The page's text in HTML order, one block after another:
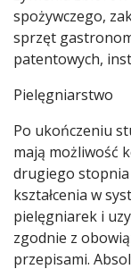
spożywczego,
sprzęt
patentowych,
Pielęgniarstwo
Po ukończeniu
mają możliwość
drugiego
kształcenia w
pielęgniarek i
zgodnie z
przepisami.